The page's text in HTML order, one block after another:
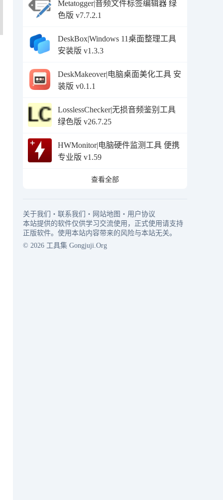
Metatogger|音频文件标签编辑器 绿
色版 v7.7.2.1
DeskBox|Windows 11桌面整理工具
安装版 v1.3.3
DeskMakeover|电脑桌面美化工具 安
装版 v0.1.1
LosslessChecker|无损音频鉴别工具
绿色版 v26.7.25
HWMonitor|电脑硬件监测工具 便携
专业版 v1.59
查看全部
关于我们 ・ 联系我们 ・ 网站地图 ・ 用户协议
本站提供的软件仅供学习交流使用，正式使用请支持
正版软件。使用本站内容带来的风险与本站无关。
© 2026 工具集 Gongjuji.Org